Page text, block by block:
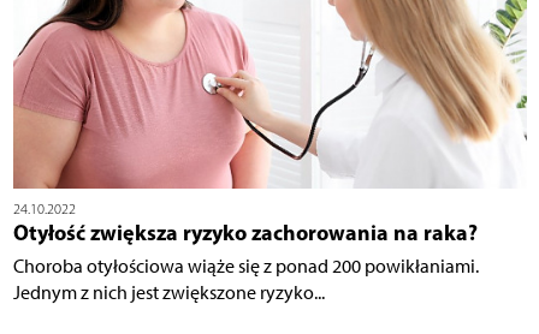
24.10.2022
Otyłość zwiększa ryzyko zachorowania na raka?
Choroba otyłościowa wiąże się z ponad 200 powikłaniami.
Jednym z nich jest zwiększone ryzyko...